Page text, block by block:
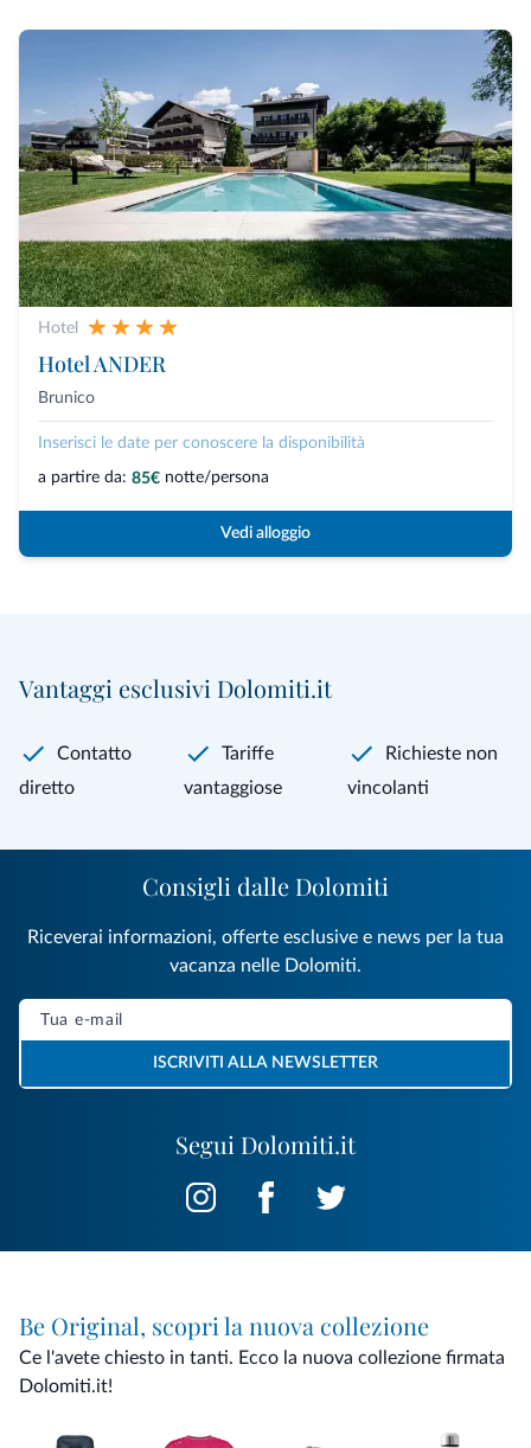
Hotel
Hotel ANDER
Brunico
Inserisci le date per conoscere la disponibilità
a partire da: 85€ notte/persona
Vedi alloggio
Vantaggi esclusivi Dolomiti.it
Contatto
diretto
Tariffe
vantaggiose
Richieste non
vincolanti
Segui Dolomiti.it
Consigli dalle Dolomiti
Riceverai informazioni, offerte esclusive e news per la tua
vacanza nelle Dolomiti.
ISCRIVITI ALLA NEWSLETTER
Be Original, scopri la nuova collezione
Ce l'avete chiesto in tanti. Ecco la nuova collezione firmata
Dolomiti.it!